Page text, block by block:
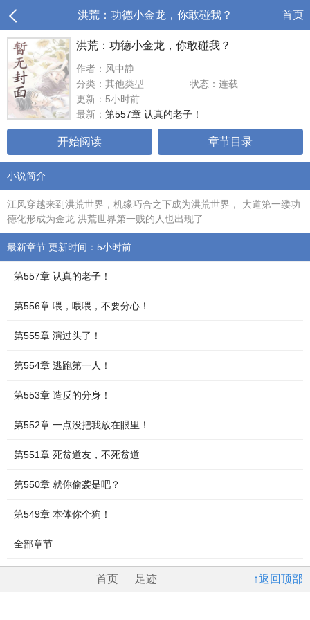
洪荒：功德小金龙，你敢碰我？ 首页
洪荒：功德小金龙，你敢碰我？
作者：风中静
分类：其他类型
状态：连载
更新：5小时前
最新： 第557章 认真的老子！
开始阅读 章节目录
小说简介
江风穿越来到洪荒世界，机缘巧合之下成为洪荒世界， 大道第一缕功
德化形成为金龙 洪荒世界第一贱的人也出现了
最新章节 更新时间：5小时前
第557章 认真的老子！
第556章 喂，喂喂，不要分心！
第555章 演过头了！
第554章 逃跑第一人！
第553章 造反的分身！
第552章 一点没把我放在眼里！
第551章 死贫道友，不死贫道
第550章 就你偷袭是吧？
第549章 本体你个狗！
全部章节
↑返回顶部
首页 足迹